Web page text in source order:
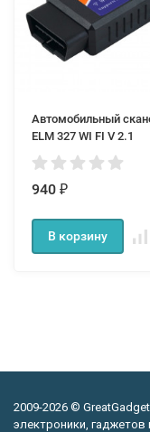
Автомобильный
ELM 327 WI FI V 2.1
940 ₽
В корзину
2009-2026 ©
электроники,